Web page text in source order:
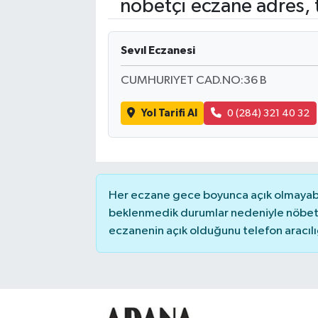
nöbetçi eczane adres,
Sevıl Eczanesi
CUMHURIYET CAD.NO:36 B
Yol Tarifi Al 0 (284) 321 40 32
Her eczane gece boyunca açık
beklenmedik durumlar nedeniyle
eczanenin açık olduğunu telefon